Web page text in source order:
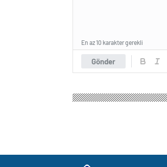
Gönder
En az 10 karakter gerekli